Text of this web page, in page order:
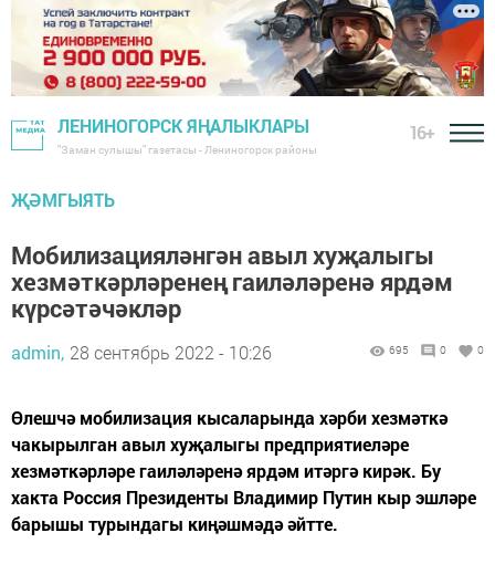
ЛЕНИНОГОРСК ЯҢАЛЫКЛАРЫ
"Заман сулышы" газетасы - Лениногорск районы
16+
ҖӘМГЫЯТЬ
Мобилизацияләнгән авыл хуҗалыгы
хезмәткәрләренең гаиләләренә ярдәм
күрсәтәчәкләр
admin, 28 сентябрь 2022 - 10:26 695 0 0
Өлешчә мобилизация кысаларында хәрби хезмәткә
чакырылган авыл хуҗалыгы предприятиеләре
хезмәткәрләре гаиләләренә ярдәм итәргә кирәк. Бу
хакта Россия Президенты Владимир Путин кыр эшләре
барышы турындагы киңәшмәдә әйтте.